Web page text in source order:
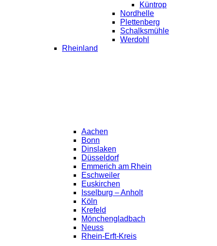
Küntrop
Nordhelle
Plettenberg
Schalksmühle
Werdohl
Rheinland
Aachen
Bonn
Dinslaken
Düsseldorf
Emmerich am Rhein
Eschweiler
Euskirchen
Isselburg – Anholt
Köln
Krefeld
Mönchengladbach
Neuss
Rhein-Erft-Kreis